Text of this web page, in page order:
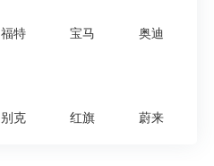
福特 宝马 奥迪
别克 红旗 蔚来